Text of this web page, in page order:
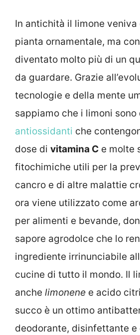
In antichità il limone
pianta ornamentale, ma
diventato molto più di un
da guardare. Grazie
tecnologie e della mente
sappiamo che i limoni
antiossidanti che
dose di vitamina C e molte
fitochimiche utili per la
cancro e di altre malattie
ora viene utilizzato come
per alimenti e bevande,
sapore agrodolce che lo
ingrediente irrinunciabile
cucine di tutto il mondo. Il
anche limonene e acido
succo è un ottimo
deodorante, disinfettante